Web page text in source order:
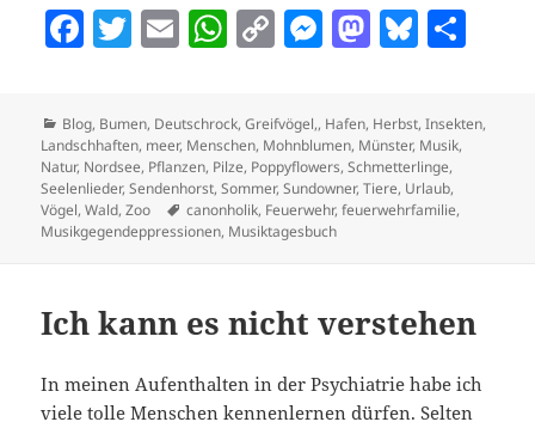
F
a
e
b
o
o
T
w
er
E
m
ai
l
W
h
at
s
A
p
C
o
p
y
Li
n
k
M
es
se
n
g
er
M
as
to
d
o
n
Bl
u
es
k
y
n
Kategorien
Blog, Bumen, Deutschrock,Greifvögel,, Hafen, Herbst,Insekten,
Landschhaften, meer, Menschen, Mohnblumen, Münster, Musik,
Natur, Nordsee, Pflanzen, Pilze, Poppyflowers,Schmetterlinge,
Seelenlieder,Sendenhorst,Sommer,Sundowner,Tiere, Urlaub,
Vögel,Wald,Zoo Schlagwörter
canonholik, Feuerwehr,feuerwehrfamilie,
Musikgegendeppressionen, Musiktagesbuch
Ich kann es nicht verstehen
In meinen Aufenthalten in der Psychiatrie habe ich
viele tolle Menschen kennenlernen dürfen. Selten